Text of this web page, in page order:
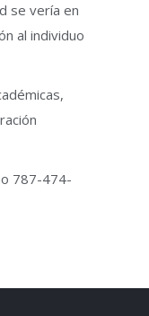
se vería en
al individuo
787-474-